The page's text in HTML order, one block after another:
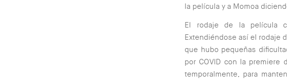
la película y a Momoa
El rodaje de la película
Extendiéndose así el rodaje
que hubo pequeñas
por COVID con la premiere
temporalmente, para